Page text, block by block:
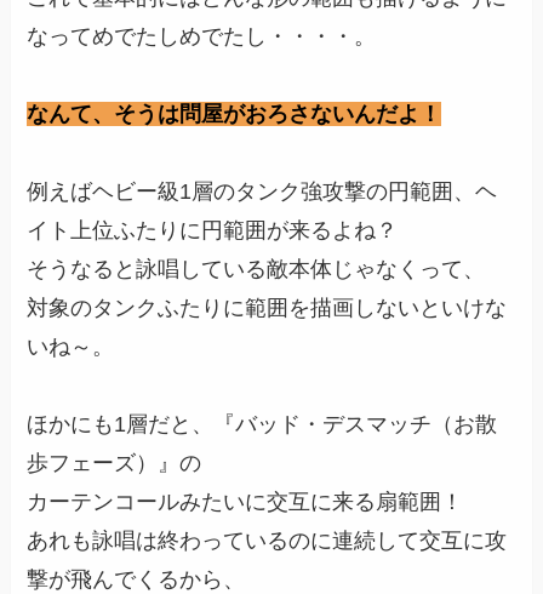
なってめでたしめでたし・・・・。
なんて、そうは問屋がおろさないんだよ！
例えばヘビー級1層のタンク強攻撃の円範囲、ヘ
イト上位ふたりに円範囲が来るよね？
そうなると詠唱している敵本体じゃなくって、
対象のタンクふたりに範囲を描画しないといけな
いね～。
ほかにも1層だと、『バッド・デスマッチ（お散
歩フェーズ）』の
カーテンコールみたいに交互に来る扇範囲！
あれも詠唱は終わっているのに連続して交互に攻
撃が飛んでくるから、